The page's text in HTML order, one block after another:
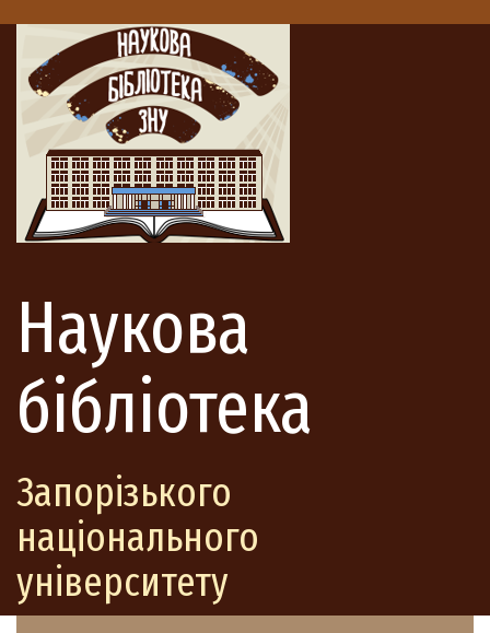
Наукова
бібліотека
Запорізького
національного
університету